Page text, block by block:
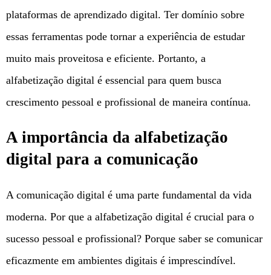
plataformas de aprendizado digital. Ter domínio sobre
essas ferramentas pode tornar a experiência de estudar
muito mais proveitosa e eficiente. Portanto, a
alfabetização digital é essencial para quem busca
crescimento pessoal e profissional de maneira contínua.
A importância da alfabetização
digital para a comunicação
A comunicação digital é uma parte fundamental da vida
moderna. Por que a alfabetização digital é crucial para o
sucesso pessoal e profissional? Porque saber se comunicar
eficazmente em ambientes digitais é imprescindível.